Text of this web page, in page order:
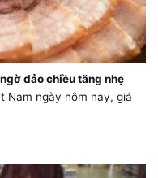
đảo chiều tăng nhẹ
Nam ngày hôm nay, giá